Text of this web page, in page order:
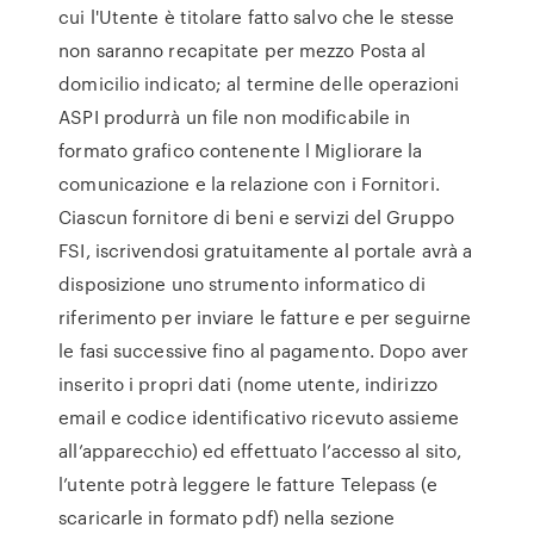
cui l'Utente è titolare fatto salvo che le stesse
non saranno recapitate per mezzo Posta al
domicilio indicato; al termine delle operazioni
ASPI produrrà un file non modificabile in
formato grafico contenente l Migliorare la
comunicazione e la relazione con i Fornitori.
Ciascun fornitore di beni e servizi del Gruppo
FSI, iscrivendosi gratuitamente al portale avrà a
disposizione uno strumento informatico di
riferimento per inviare le fatture e per seguirne
le fasi successive fino al pagamento. Dopo aver
inserito i propri dati (nome utente, indirizzo
email e codice identificativo ricevuto assieme
all’apparecchio) ed effettuato l’accesso al sito,
l’utente potrà leggere le fatture Telepass (e
scaricarle in formato pdf) nella sezione